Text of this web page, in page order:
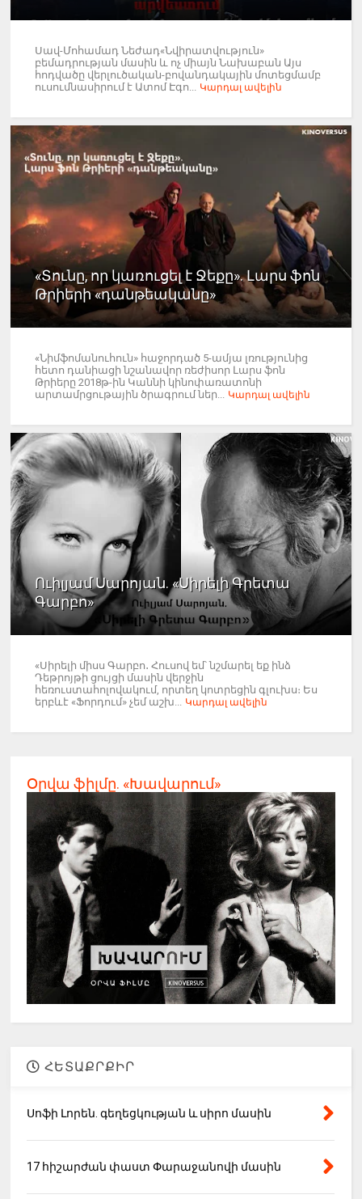
Սավ-Մոհամադ Նեժադ«Նվիրատվություն»
բեմադրության մասին և ոչ միայն Նախաբան Այս
հոդվածը վերլուծական-բովանդակային մոտեցմամբ
ուսումնասիրում է Ատոմ Էգո... Կարդալ ավելին
«Տունը, որ կառուցել է Ջեքը». Լարս ֆոն
Թրիերի «դանթեականը»
«Նիմֆոմանուհուն» հաջորդած 5-ամյա լռությունից
հետո դանիացի նշանավոր ռեժիսոր Լարս ֆոն
Թրիերը 2018թ-ին Կաննի կինոփառատոնի
արտամրցութային ծրագրում ներ... Կարդալ ավելին
Ուիլյամ Սարոյան. «Սիրելի Գրետա
Գարբո»
«Սիրելի միսս Գարբո․ Հուսով եմ՝ նշմարել եք ինձ
Դեթրոյթի ցույցի մասին վերջին
հեռուստահոլովակում, որտեղ կոտրեցին գլուխս։ Ես
երբևէ «Ֆորդում» չեմ աշխ... Կարդալ ավելին
Օրվա ֆիլմը. «Խավարում»
ՀԵՏԱՔՐՔԻՐ
Սոֆի Լորեն. գեղեցկության և սիրո մասին
17 հիշարժան փաստ Փարաջանովի մասին